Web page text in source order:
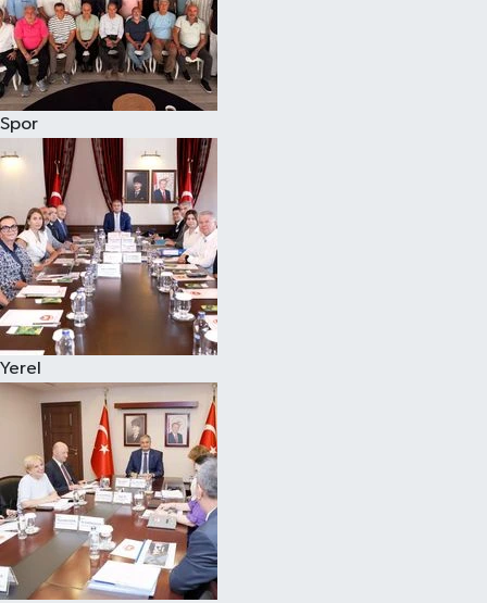
Spor
Yerel
Yaşam
Yerel Yönetimler
Yurttan